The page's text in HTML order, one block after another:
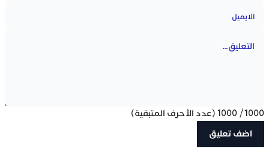
1000
/
1000 (عدد الأحرف المتبقية)